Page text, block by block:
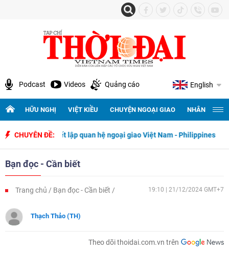
Podcast Videos Quảng cáo English
HỮU NGHỊ VIỆT KIỀU CHUYỆN NGOẠI GIAO NHÂN
CHUYÊN ĐỀ:
thiết lập quan hệ ngoại giao Việt Nam - Philippines 500
Bạn đọc - Cần biết
Trang chủ Bạn đọc - Cần biết 19:10 | 21/12/2024 GMT+7
Thạch Thảo (TH)
Theo dõi thoidai.com.vn trên